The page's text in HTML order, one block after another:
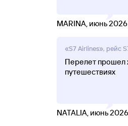
MARINA, июнь 2026
«S7 Airlines», рейс
Перелет прошел
путешествиях
NATALIA, июнь 2026